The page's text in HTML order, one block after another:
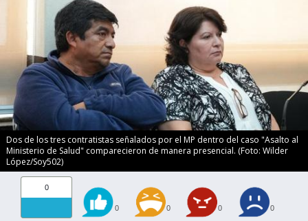
Dos de los tres contratistas señalados por el MP dentro del caso "Asalto al
Ministerio de Salud" comparecieron de manera presencial. (Foto: Wilder
López/Soy502)
0
0 0 0 0